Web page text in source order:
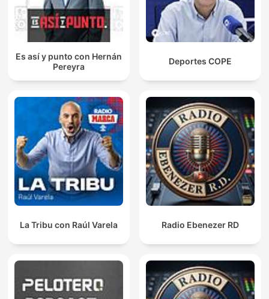
Es así y punto con Hernán
Pereyra
Deportes COPE
La Tribu con Raúl Varela Radio Ebenezer RD